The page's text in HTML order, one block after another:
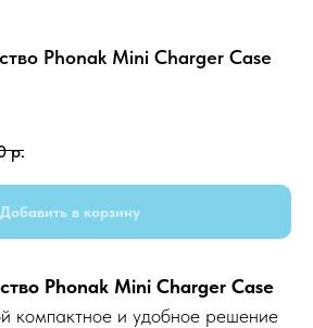
Phonak Mini Charger Case
р.
Добавить в корзину
Phonak Mini Charger Case
компактное и удобное решение